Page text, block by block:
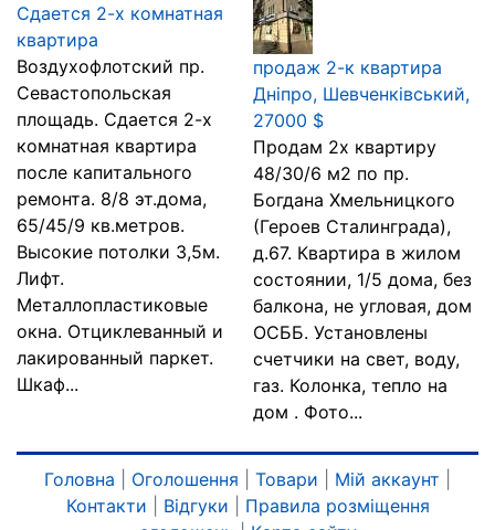
Сдается 2-х комнатная
квартира
Воздухофлотский пр.
Севастопольская
площадь. Сдается 2-х
комнатная квартира
после капитального
ремонта. 8/8 эт.дома,
65/45/9 кв.метров.
Высокие потолки 3,5м.
Лифт.
Металлопластиковые
окна. Отциклеванный и
лакированный паркет.
Шкаф...
продаж 2-к квартира
Дніпро, Шевченківський,
27000 $
Продам 2х квартиру
48/30/6 м2 по пр.
Богдана Хмельницкого
(Героев Сталинграда),
д.67. Квартира в жилом
состоянии, 1/5 дома, без
балкона, не угловая, дом
ОСББ. Установлены
счетчики на свет, воду,
газ. Колонка, тепло на
дом . Фото...
Головна Оголошення Товари Мій аккаунт
Контакти
Відгуки
Правила розміщення